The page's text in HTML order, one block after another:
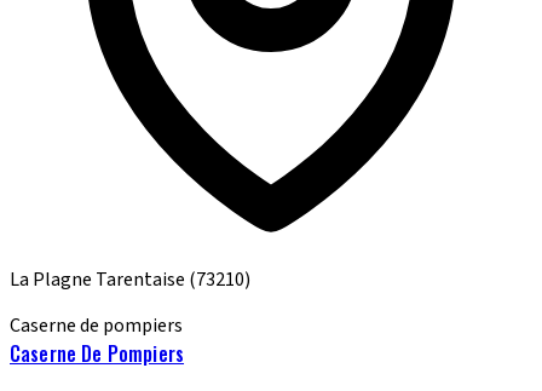
La Plagne Tarentaise (73210)
Caserne de pompiers
Caserne De Pompiers